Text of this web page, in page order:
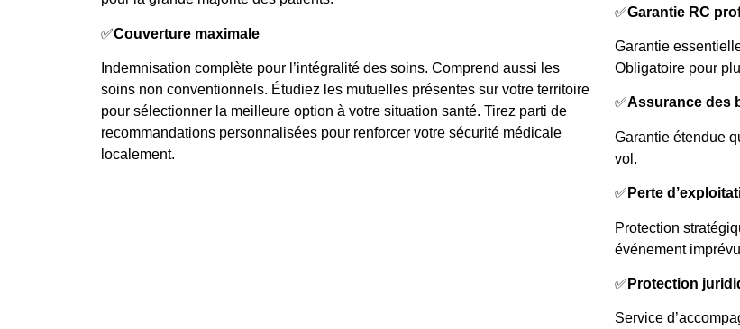
✅Couverture maximale
Indemnisation complète pour l’intégralité des soins. Comprend aussi les
soins non conventionnels. Étudiez les mutuelles présentes sur votre territoire
pour sélectionner la meilleure option à votre situation santé. Tirez parti de
recommandations personnalisées pour renforcer votre sécurité médicale
localement.
✅Garantie RC
Garantie
Obligatoire pour
✅Assurance des
Garantie étendue
vol.
✅ Perte
Protection
événement
✅ Protection
Service